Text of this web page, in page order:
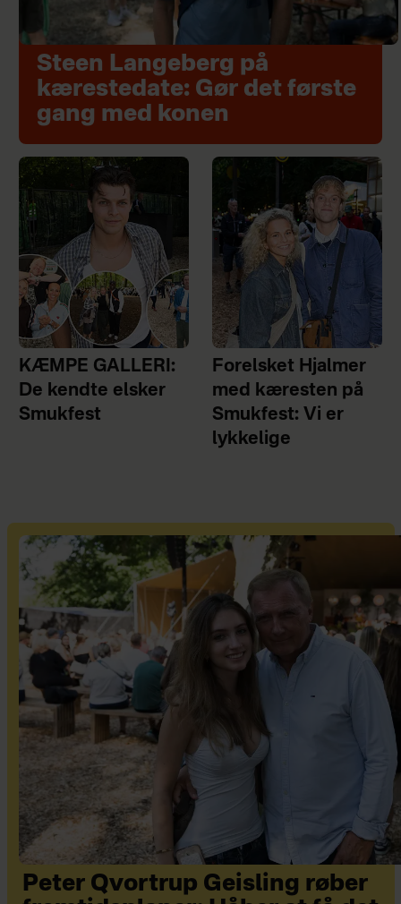
Steen Langeberg på
kærestedate: Gør det første
gang med konen
KÆMPE GALLERI:
De kendte elsker
Smukfest
Forelsket Hjalmer
med kæresten på
Smukfest: Vi er
lykkelige
Peter Qvortrup Geisling røber